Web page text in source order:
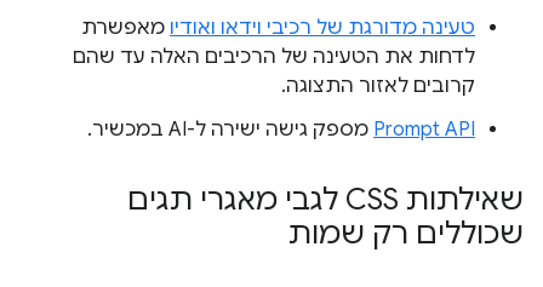
טעינה מדורגת של רכיבי וידאו ואודיו מאפשרת
לדחות את הטעינה של הרכיבים האלה עד שהם
קרובים לאזור התצוגה.
Prompt API מספק גישה ישירה ל-AI במכשיר.
שאילתות CSS לגבי מאגרי תגים
שכוללים רק שמות